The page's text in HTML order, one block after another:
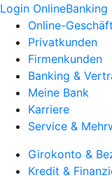
Login OnlineBanking
Online-
Privatkunden
Firmenkunden
Banking &
Meine Bank
Karriere
Service &
Girokonto &
Kredit &